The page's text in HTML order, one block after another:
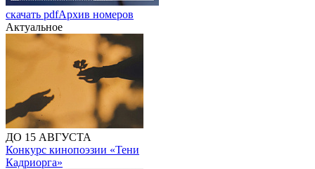
скачать pdfАрхив номеров
Актуальное
ДО 15 АВГУСТА
Конкурс кинопоэзии «Тени
Кадриорга»